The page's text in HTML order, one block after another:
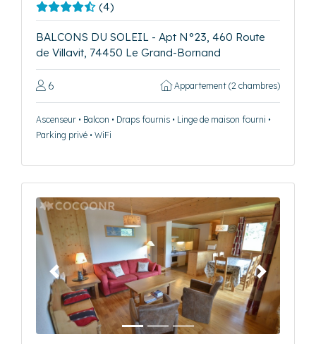
(4)
BALCONS DU SOLEIL - Apt N°23, 460 Route
de Villavit, 74450 Le Grand-Bornand
6 Appartement (2 chambres)
Ascenseur • Balcon • Draps fournis • Linge de maison fourni •
Parking privé • WiFi
Précédent Suivant